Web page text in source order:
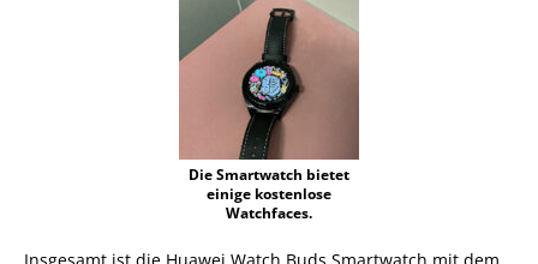
Die Smartwatch bietet
einige kostenlose
Watchfaces.